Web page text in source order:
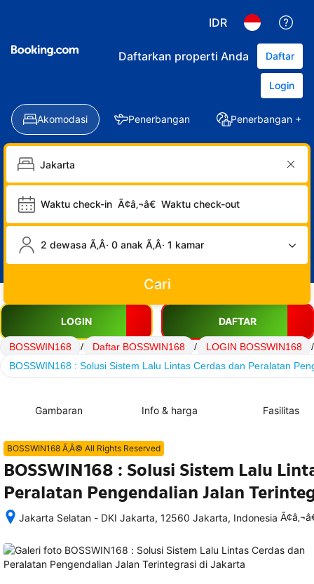
IDR
Daftarkan properti Anda Daftar
Login
Akomodasi Penerbangan Penerbangan +
Waktu check-in Ã¢â‚¬â€ Waktu check-out
2 dewasa Ã‚Â· 0 anak Ã‚Â· 1 kamar
Cari
LOGIN DAFTAR
BOSSWIN168 / Daftar BOSSWIN168 / LOGIN BOSSWIN168
/
BOSSWIN168 : Solusi Sistem Lalu Lintas Cerdas dan Peralatan
Gambaran Info & harga Fasilitas
BOSSWIN168 Ã‚Â© All Rights Reserved
BOSSWIN168 : Solusi Sistem Lalu
Peralatan Pengendalian Jalan
Jakarta Selatan - DKI Jakarta, 12560 Jakarta, Indonesia
memesan,
semua